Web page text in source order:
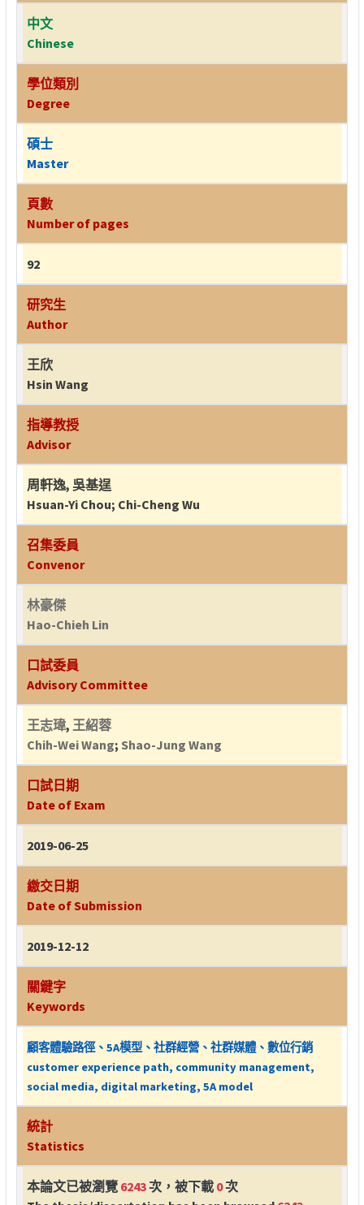
中文
Chinese
學位類別
Degree
碩士
Master
頁數
Number of pages
92
研究生
Author
王欣
Hsin Wang
指導教授
Advisor
周軒逸, 吳基逞
Hsuan-Yi Chou; Chi-Cheng Wu
召集委員
Convenor
林豪傑
Hao-Chieh Lin
口試委員
Advisory Committee
王志瑋, 王紹蓉
Chih-Wei Wang; Shao-Jung Wang
口試日期
Date of Exam
2019-06-25
繳交日期
Date of Submission
2019-12-12
關鍵字
Keywords
顧客體驗路徑、5A模型、社群經營、社群媒體、數位行銷
customer experience path, community management,
social media, digital marketing, 5A model
統計
Statistics
本論文已被瀏覽 6243次，被下載 0次